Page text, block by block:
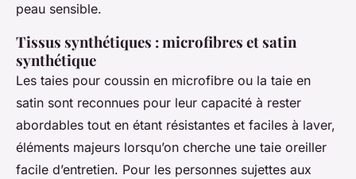
peau sensible.
Tissus synthétiques : microfibres et satin
synthétique
Les taies pour coussin en microfibre ou la taie en
satin sont reconnues pour leur capacité à rester
abordables tout en étant résistantes et faciles à laver,
éléments majeurs lorsqu’on cherche une taie oreiller
facile d’entretien. Pour les personnes sujettes aux